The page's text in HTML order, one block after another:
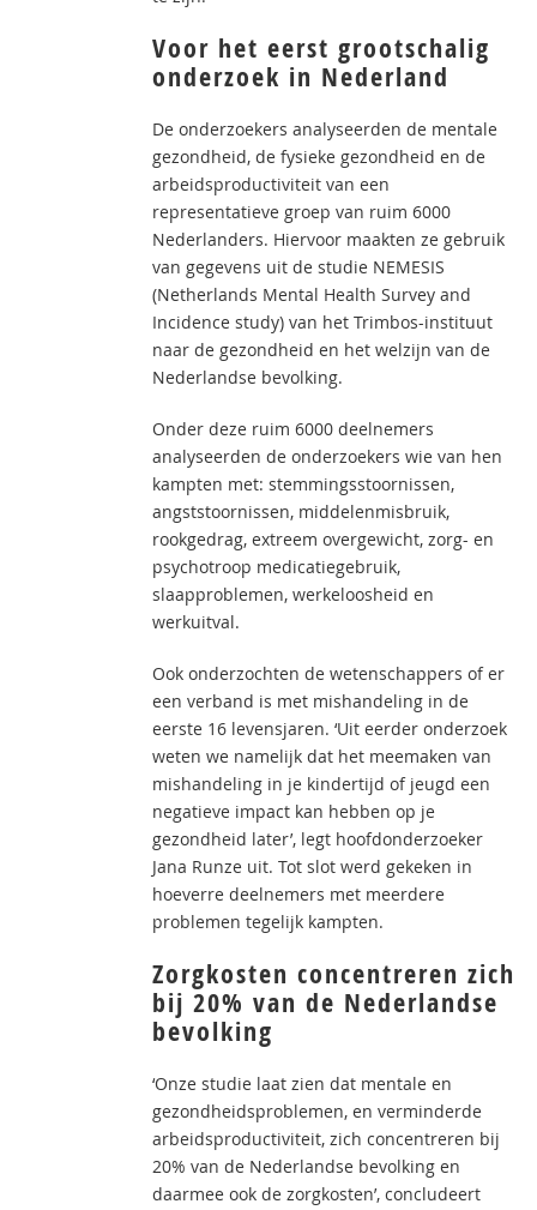
Voor het eerst grootschalig
onderzoek in Nederland
De onderzoekers analyseerden de mentale
gezondheid, de fysieke gezondheid en de
arbeidsproductiviteit van een
representatieve groep van ruim 6000
Nederlanders. Hiervoor maakten ze gebruik
van gegevens uit de studie NEMESIS
(Netherlands Mental Health Survey and
Incidence study) van het Trimbos-instituut
naar de gezondheid en het welzijn van de
Nederlandse bevolking.
Onder deze ruim 6000 deelnemers
analyseerden de onderzoekers wie van hen
kampten met: stemmingsstoornissen,
angststoornissen, middelenmisbruik,
rookgedrag, extreem overgewicht, zorg- en
psychotroop medicatiegebruik,
slaapproblemen, werkeloosheid en
werkuitval.
Ook onderzochten de wetenschappers of er
een verband is met mishandeling in de
eerste 16 levensjaren. ‘Uit eerder onderzoek
weten we namelijk dat het meemaken van
mishandeling in je kindertijd of jeugd een
negatieve impact kan hebben op je
gezondheid later’, legt hoofdonderzoeker
Jana Runze uit. Tot slot werd gekeken in
hoeverre deelnemers met meerdere
problemen tegelijk kampten.
Zorgkosten concentreren zich
bij 20% van de Nederlandse
bevolking
‘Onze studie laat zien dat mentale en
gezondheidsproblemen, en verminderde
arbeidsproductiviteit, zich concentreren bij
20% van de Nederlandse bevolking en
daarmee ook de zorgkosten’, concludeert